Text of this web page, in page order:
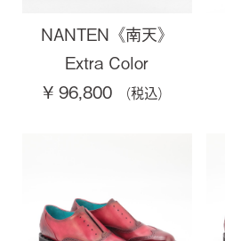
NANTEN《南天》
Extra Color
¥ 96,800